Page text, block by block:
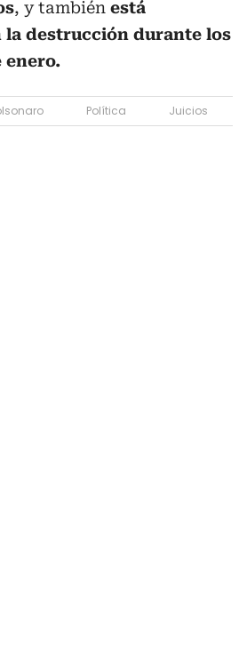
, y también está
la destrucción durante los
enero.
Política Juicios